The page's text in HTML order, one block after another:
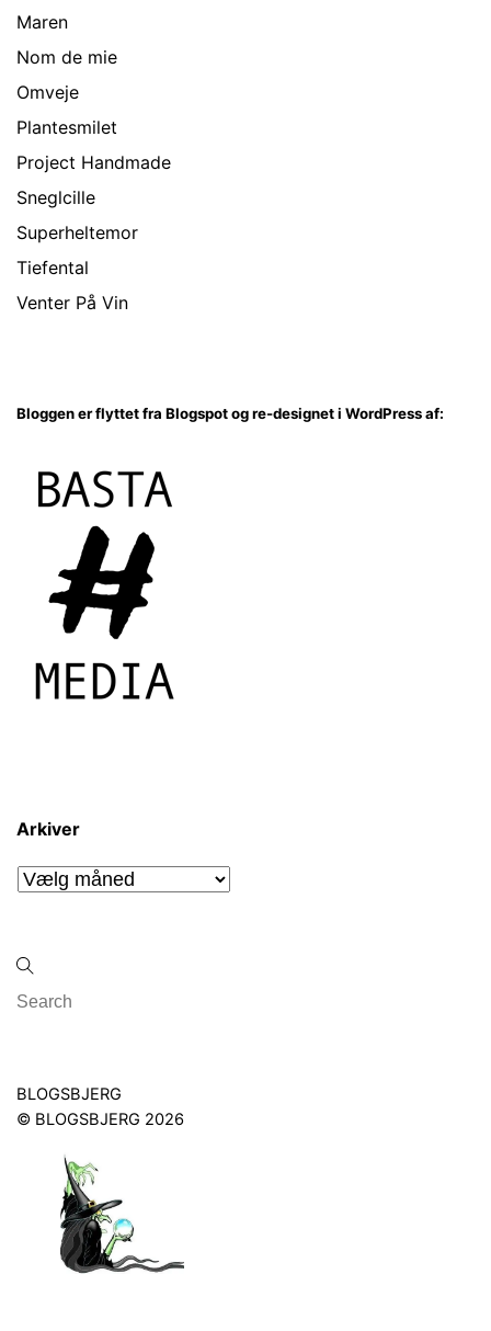
Maren
Nom de mie
Omveje
Plantesmilet
Project Handmade
Sneglcille
Superheltemor
Tiefental
Venter På Vin
Bloggen er flyttet fra Blogspot og re-designet i WordPress af:
Arkiver
Arkiver
Back
To
BLOGSBJERG
© BLOGSBJERG 2026